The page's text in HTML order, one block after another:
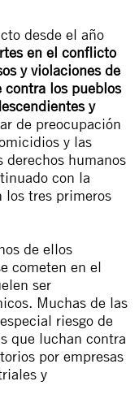
desde el año
en el conflicto
y violaciones de
contra los pueblos
y
de preocupación
y las
derechos humanos
con la
los tres primeros
de ellos
cometen en el
ser
Muchas de las
riesgo de
que luchan contra
por empresas
y